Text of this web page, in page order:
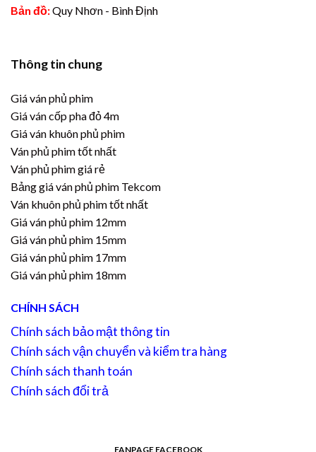
Bản đồ:Quy Nhơn - Bình Định
Thông tin chung
Giá ván phủ phim
Giá ván cốp pha đỏ 4m
Giá ván khuôn phủ phim
Ván phủ phim tốt nhất
Ván phủ phim giá rẻ
Bảng giá ván phủ phim Tekcom
Ván khuôn phủ phim tốt nhất
Giá ván phủ phim 12mm
Giá ván phủ phim 15mm
Giá ván phủ phim 17mm
Giá ván phủ phim 18mm
CHÍNH SÁCH
Chính sách bảo mật thông tin
Chính sách vận chuyển và kiểm tra hàng
Chính sách thanh toán
Chính sách đổi trả
FANPAGE FACEBOOK